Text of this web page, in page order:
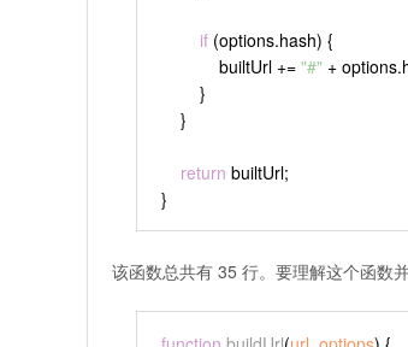
if (options.hash) {
            builtUrl +=
"#" + options.
        }
    }
return builtUrl;
}
该函数总共有 35 行。要理解这个函数